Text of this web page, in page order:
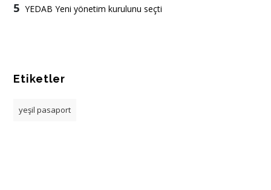
5 YEDAB Yeni yönetim kurulunu seçti
Etiketler
yeşil pasaport